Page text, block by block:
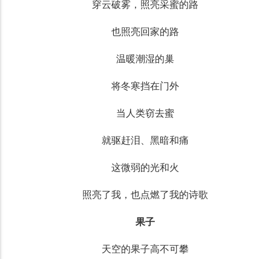
穿云破雾，照亮采蜜的路
也照亮回家的路
温暖潮湿的巢
将冬寒挡在门外
当人类窃去蜜
就驱赶泪、黑暗和痛
这微弱的光和火
照亮了我，也点燃了我的诗歌
果子
天空的果子高不可攀